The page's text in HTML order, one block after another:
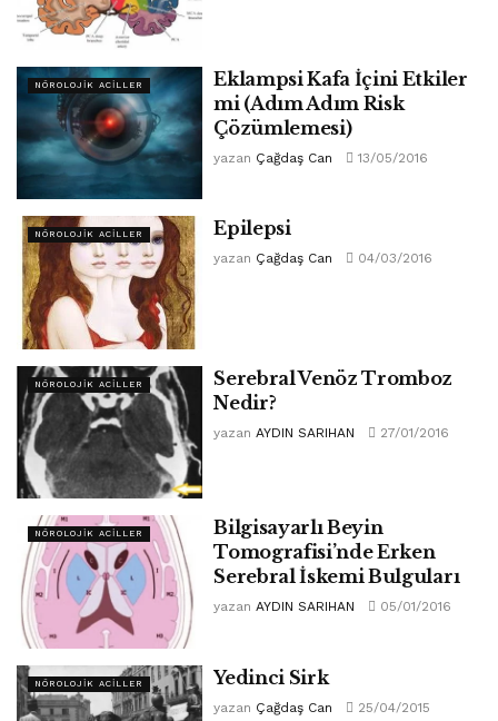
NÖROLOJIK ACILLER
Eklampsi Kafa İçini Etkiler
mi (Adım Adım Risk
Çözümlemesi)
yazan Çağdaş Can 13/05/2016
NÖROLOJIK ACILLER Epilepsi
yazan Çağdaş Can 04/03/2016
NÖROLOJIK ACILLER
Serebral Venöz Tromboz
Nedir?
yazan AYDIN SARIHAN 27/01/2016
NÖROLOJIK ACILLER
Bilgisayarlı Beyin
Tomografisi’nde Erken
Serebral İskemi Bulguları
yazan AYDIN SARIHAN 05/01/2016
NÖROLOJIK ACILLER Yedinci Sirk
yazan Çağdaş Can 25/04/2015